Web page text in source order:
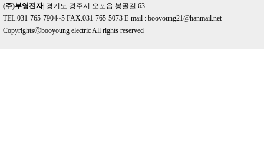
(주)부영전자| 경기도 광주시 오포읍 봉골길 63
TEL.031-765-7904~5 FAX.031-765-5073 E-mail : booyoung21@hanmail.net
CopyrightsⒸbooyoung electric All rights reserved